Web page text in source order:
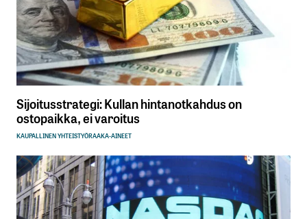
Sijoitusstrategi: Kullan hintanotkahdus on
ostopaikka, ei varoitus
KAUPALLINEN YHTEISTYÖRAAKA-AINEET